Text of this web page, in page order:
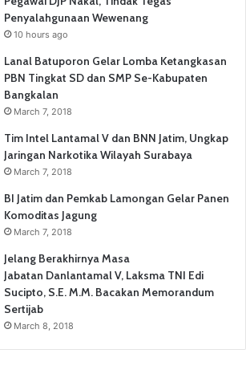
Penyalahgunaan Wewenang
10 hours ago
Lanal Batuporon Gelar Lomba Ketangkasan
PBN Tingkat SD dan SMP Se-Kabupaten
Bangkalan
March 7, 2018
Tim Intel Lantamal V dan BNN Jatim, Ungkap
Jaringan Narkotika Wilayah Surabaya
March 7, 2018
BI Jatim dan Pemkab Lamongan Gelar Panen
Komoditas Jagung
March 7, 2018
Jelang Berakhirnya Masa
Jabatan Danlantamal V, Laksma TNI Edi
Sucipto, S.E. M.M. Bacakan Memorandum
Sertijab
March 8, 2018